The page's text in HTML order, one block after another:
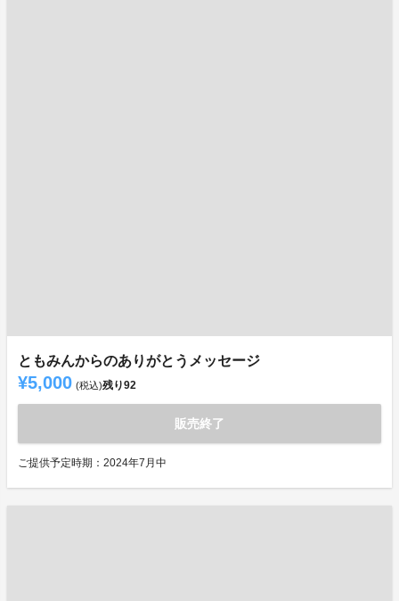
ともみんからのありがとうメッセージ
¥5,000 (税込)残り92
販売終了
ご提供予定時期：2024年7月中